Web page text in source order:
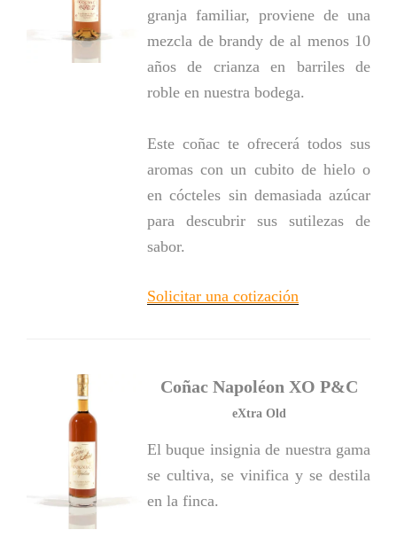
granja familiar, proviene de una
mezcla de brandy de al menos 10
años de crianza en barriles de
roble en nuestra bodega.
Este coñac te ofrecerá todos sus
aromas con un cubito de hielo o
en cócteles sin demasiada azúcar
para descubrir sus sutilezas de
sabor.
Solicitar una cotización
Coñac Napoléon XO P&C
eXtra Old
El buque insignia de nuestra gama
se cultiva, se vinifica y se destila
en la finca.